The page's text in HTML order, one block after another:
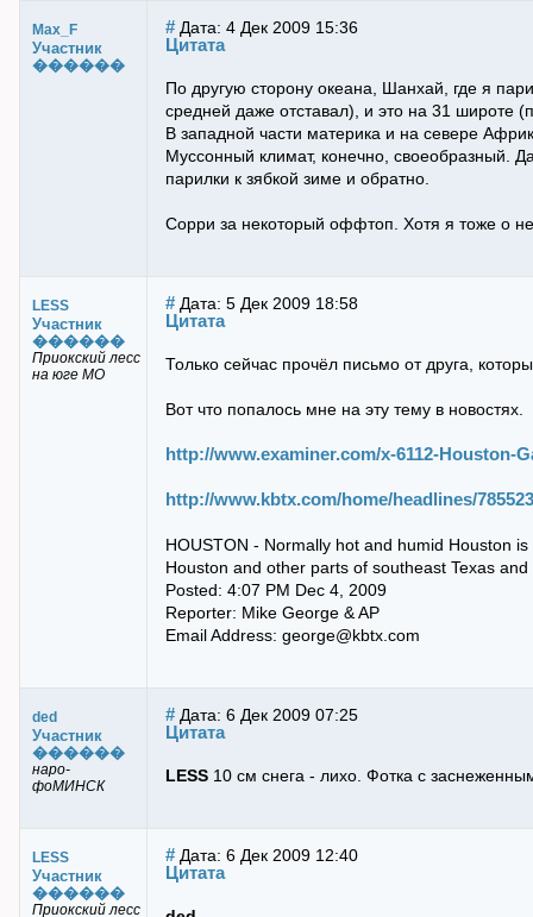
Max_F
Участник
������
# Дата: 4 Дек 2009 15:36
Цитата
По другую сторону океана, Шанхай, где я
средней даже отставал), и это на 31 широте
В западной части материка и на севере
Муссонный климат, конечно, своеобразный.
парилки к зябкой зиме и обратно.
Сорри за некоторый оффтоп. Хотя я тоже о
LESS
Участник
������
Приокский лесс
на юге МО
# Дата: 5 Дек 2009 18:58
Цитата
Только сейчас прочёл письмо от друга,
Вот что попалось мне на эту тему в новостях.
http://www.examiner.com/x-6112-Houston-
http://www.kbtx.com/home/headlines/
HOUSTON - Normally hot and humid Houston
Houston and other parts of southeast Texas
Posted: 4:07 PM Dec 4, 2009
Reporter: Mike George & AP
Email Address: george@kbtx.com
ded
Участник
������
наро-
фоМИНСК
# Дата: 6 Дек 2009 07:25
Цитата
LESS 10 см снега - лихо. Фотка с
LESS
Участник
������
Приокский лесс
# Дата: 6 Дек 2009 12:40
Цитата